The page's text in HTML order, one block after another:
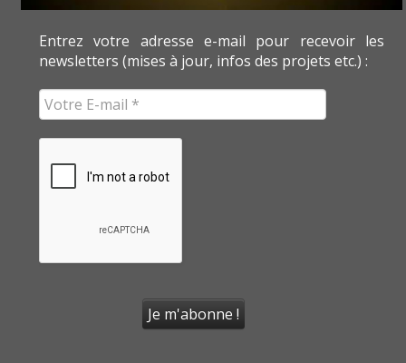
Entrez votre adresse e-mail pour recevoir les
newsletters (mises à jour, infos des projets etc.) :